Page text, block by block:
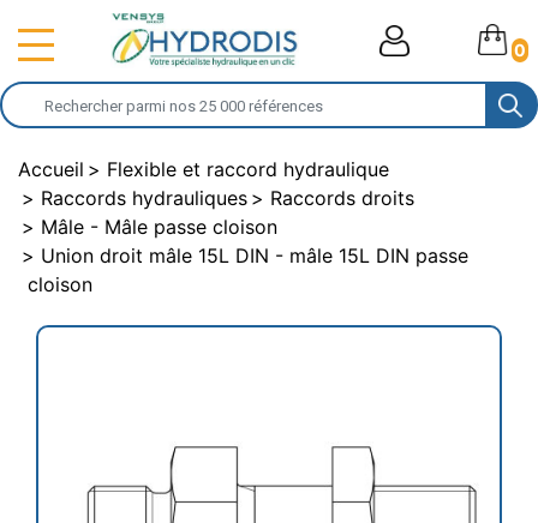
0
Accueil
Flexible et raccord hydraulique
Raccords hydrauliques
Raccords droits
Mâle - Mâle passe cloison
Union droit mâle 15L DIN - mâle 15L DIN passe
cloison